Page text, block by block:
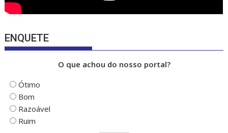
ENQUETE
O que achou do nosso portal?
Ótimo
Bom
Razoável
Ruim